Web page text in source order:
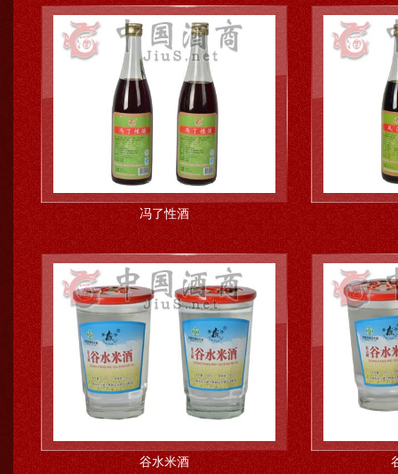
冯了性酒
谷水米酒